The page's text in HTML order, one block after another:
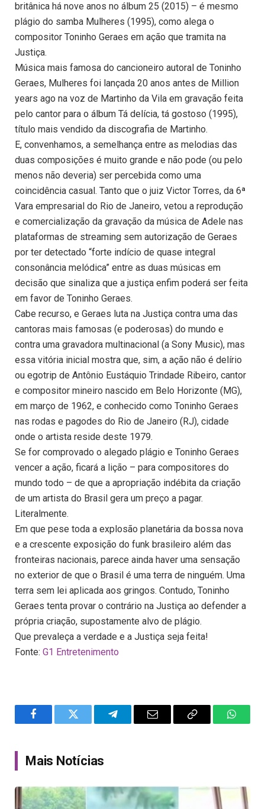
britânica há nove anos no álbum 25 (2015) – é mesmo
plágio do samba Mulheres (1995), como alega o
compositor Toninho Geraes em ação que tramita na
Justiça.
Música mais famosa do cancioneiro autoral de Toninho
Geraes, Mulheres foi lançada 20 anos antes de Million
years ago na voz de Martinho da Vila em gravação feita
pelo cantor para o álbum Tá delícia, tá gostoso (1995),
título mais vendido da discografia de Martinho.
E, convenhamos, a semelhança entre as melodias das
duas composições é muito grande e não pode (ou pelo
menos não deveria) ser percebida como uma
coincidência casual. Tanto que o juiz Victor Torres, da 6ª
Vara empresarial do Rio de Janeiro, vetou a reprodução
e comercialização da gravação da música de Adele nas
plataformas de streaming sem autorização de Geraes
por ter detectado “forte indício de quase integral
consonância melódica” entre as duas músicas em
decisão que sinaliza que a justiça enfim poderá ser feita
em favor de Toninho Geraes.
Cabe recurso, e Geraes luta na Justiça contra uma das
cantoras mais famosas (e poderosas) do mundo e
contra uma gravadora multinacional (a Sony Music), mas
essa vitória inicial mostra que, sim, a ação não é delírio
ou egotrip de Antônio Eustáquio Trindade Ribeiro, cantor
e compositor mineiro nascido em Belo Horizonte (MG),
em março de 1962, e conhecido como Toninho Geraes
nas rodas e pagodes do Rio de Janeiro (RJ), cidade
onde o artista reside deste 1979.
Se for comprovado o alegado plágio e Toninho Geraes
vencer a ação, ficará a lição – para compositores do
mundo todo – de que a apropriação indébita da criação
de um artista do Brasil gera um preço a pagar.
Literalmente.
Em que pese toda a explosão planetária da bossa nova
e a crescente exposição do funk brasileiro além das
fronteiras nacionais, parece ainda haver uma sensação
no exterior de que o Brasil é uma terra de ninguém. Uma
terra sem lei aplicada aos gringos. Contudo, Toninho
Geraes tenta provar o contrário na Justiça ao defender a
própria criação, supostamente alvo de plágio.
Que prevaleça a verdade e a Justiça seja feita!
Fonte: G1 Entretenimento
FacebookTwitter TelegramEmail
Copy
Mais Notícias